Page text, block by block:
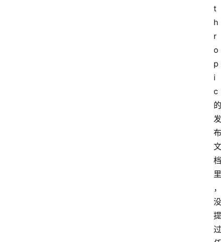
t
h
r
o
p
i
c
的
发
布
文
档
里
，
没
提
过